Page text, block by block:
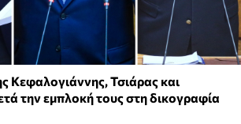
Κεφαλογιάννης, Τσιάρας και
την εμπλοκή τους στη δικογραφία